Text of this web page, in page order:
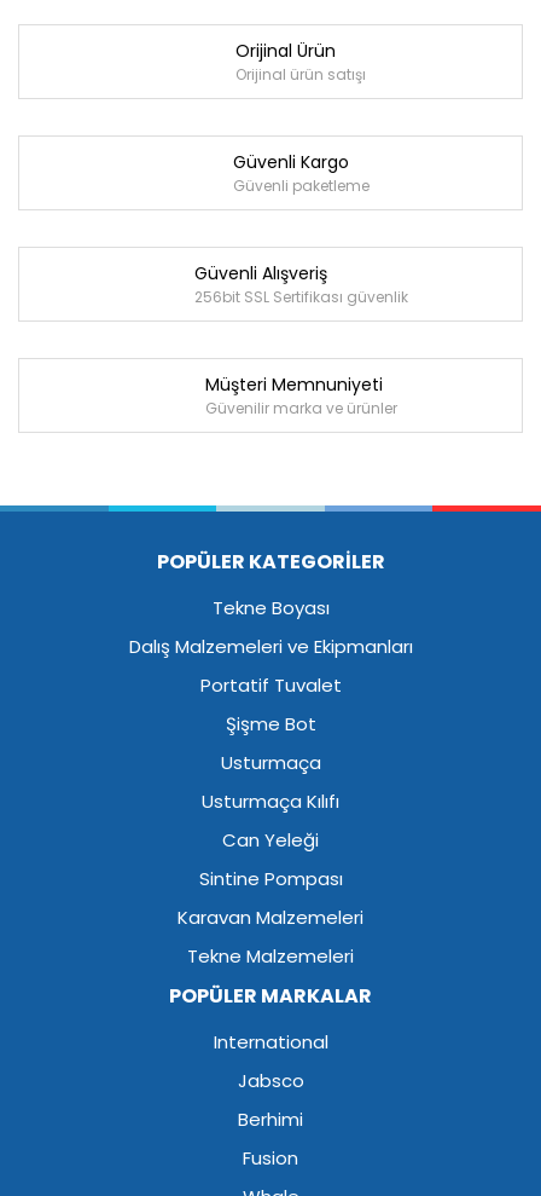
Orijinal Ürün
Orijinal ürün satışı
Güvenli Kargo
Güvenli paketleme
Güvenli Alışveriş
256bit SSL Sertifikası güvenlik
Müşteri Memnuniyeti
Güvenilir marka ve ürünler
POPÜLER KATEGORİLER
Tekne Boyası
Dalış Malzemeleri ve Ekipmanları
Portatif Tuvalet
Şişme Bot
Usturmaça
Usturmaça Kılıfı
Can Yeleği
Sintine Pompası
Karavan Malzemeleri
Tekne Malzemeleri
POPÜLER MARKALAR
International
Jabsco
Berhimi
Fusion